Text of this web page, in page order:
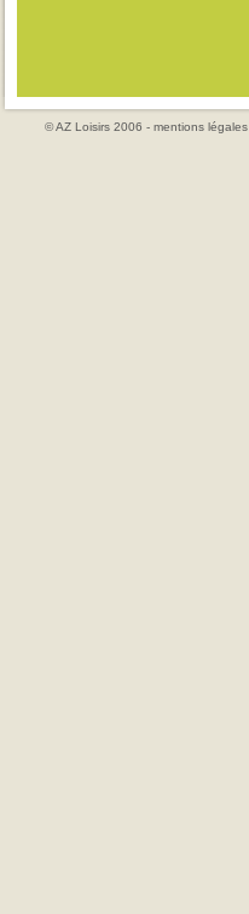
© AZ Loisirs 2006 - mentions légales